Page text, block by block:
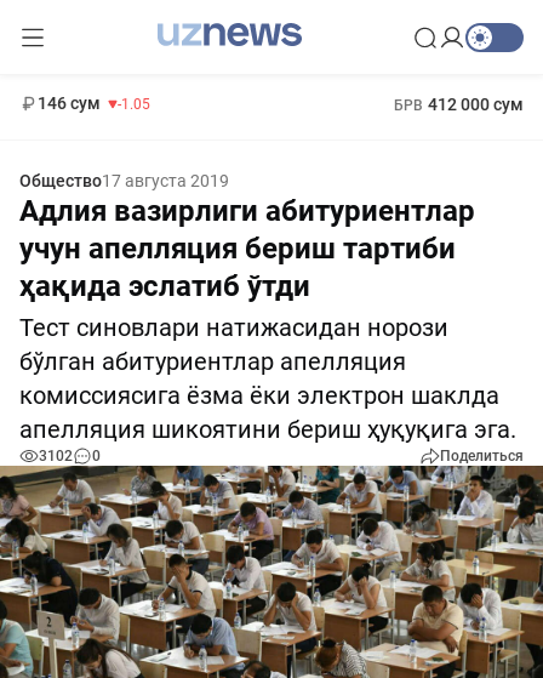
146 сум -1.05 БРВ 412 000 сум
Общество17 августа 2019
Адлия вазирлиги абитуриентлар
учун апелляция бериш тартиби
ҳақида эслатиб ўтди
Тест синовлари натижасидан норози
бўлган абитуриентлар апелляция
комиссиясига ёзма ёки электрон шаклда
апелляция шикоятини бериш ҳуқуқига эга.
3102 0 Поделиться